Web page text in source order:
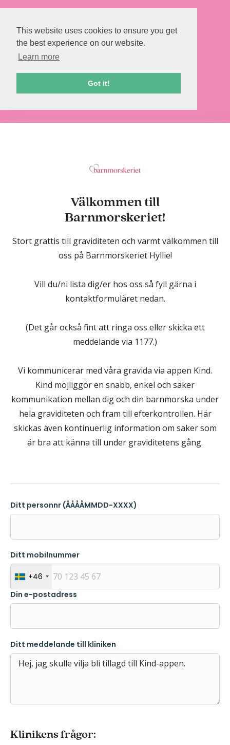
This website uses cookies to ensure you get
the best experience on our website.
Learn more
Got it!
Välkommen till
Barnmorskeriet!
Stort grattis till graviditeten och varmt välkommen till
oss på Barnmorskeriet Hyllie!
Vill du/ni lista dig/er hos oss så fyll gärna i
kontaktformuläret nedan.
(Det går också fint att ringa oss eller skicka ett
meddelande via 1177.)
Vi kommunicerar med våra gravida via appen Kind.
Kind möjliggör en snabb, enkel och säker
kommunikation mellan dig och din barnmorska under
hela graviditeten och fram till efterkontrollen. Här
skickas även kontinuerlig information om saker som
är bra att känna till under graviditetens gång.
Ditt personnr (ÅÅÅÅMMDD-XXXX)
Ditt mobilnummer
+46
Din e-postadress
Ditt meddelande till kliniken
Klinikens frågor: